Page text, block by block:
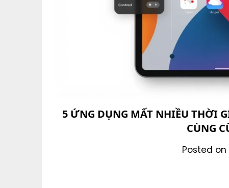
5 ỨNG DỤNG MẤT NHIỀU THỜI
CÙNG
Posted on